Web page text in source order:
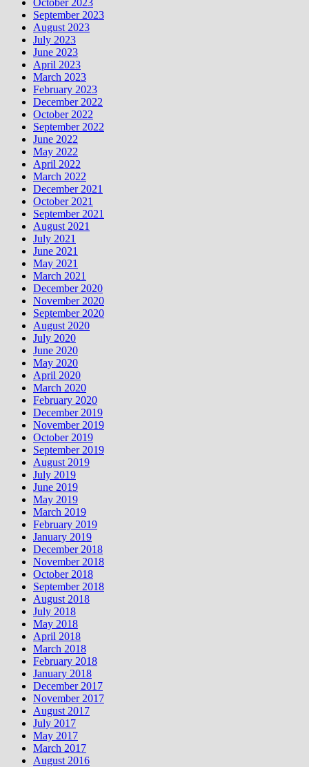
September 2023
August 2023
July 2023
June 2023
April 2023
March 2023
February 2023
December 2022
October 2022
September 2022
June 2022
May 2022
April 2022
March 2022
December 2021
October 2021
September 2021
August 2021
July 2021
June 2021
May 2021
March 2021
December 2020
November 2020
September 2020
August 2020
July 2020
June 2020
May 2020
April 2020
March 2020
February 2020
December 2019
November 2019
October 2019
September 2019
August 2019
July 2019
June 2019
May 2019
March 2019
February 2019
January 2019
December 2018
November 2018
October 2018
September 2018
August 2018
July 2018
May 2018
April 2018
March 2018
February 2018
January 2018
December 2017
November 2017
August 2017
July 2017
May 2017
March 2017
August 2016